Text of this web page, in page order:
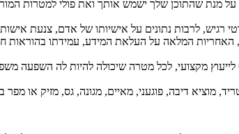
על מנת שהתוכן שלך ישמש אותך ואת פולי למטרות
לרבות נתונים על אישיותו של אדם, צנעת
האחריות המלאה על העלאת המידע, עמידתו בהוראות
מקצועי, לכל מטרה שיכולה להיות לה השפעה
מוציא דיבה, פוגעני, מאיים, מגונה, גס, מזיק או